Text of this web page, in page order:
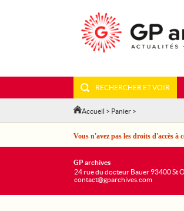
RECHERCHER ET VOIR
Accueil > Panier >
Vous n'avez pas les droits d'accès à
GP archives
24 rue du docteur Bauer 93400 St
contact@gparchives.com